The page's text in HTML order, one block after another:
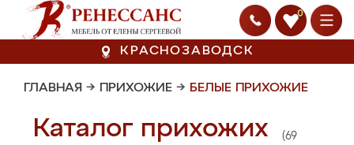
0
КРАСНОЗАВОДСК
ГЛАВНАЯ → ПРИХОЖИЕ → БЕЛЫЕ ПРИХОЖИЕ
Каталог прихожих
(69